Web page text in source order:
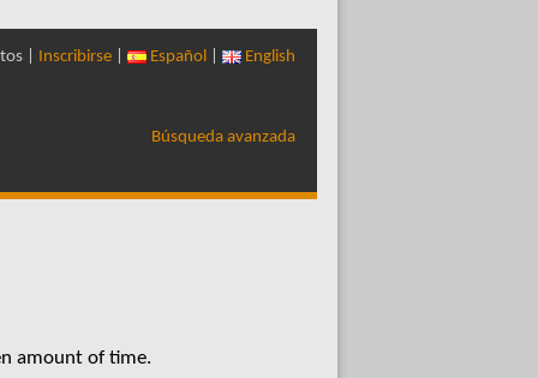
| Inscribirse Español English
Búsqueda avanzada
amount of time.